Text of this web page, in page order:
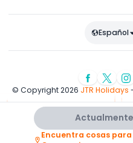
Encuentra cosas
Español
© Copyright 2026 JTR Holidays